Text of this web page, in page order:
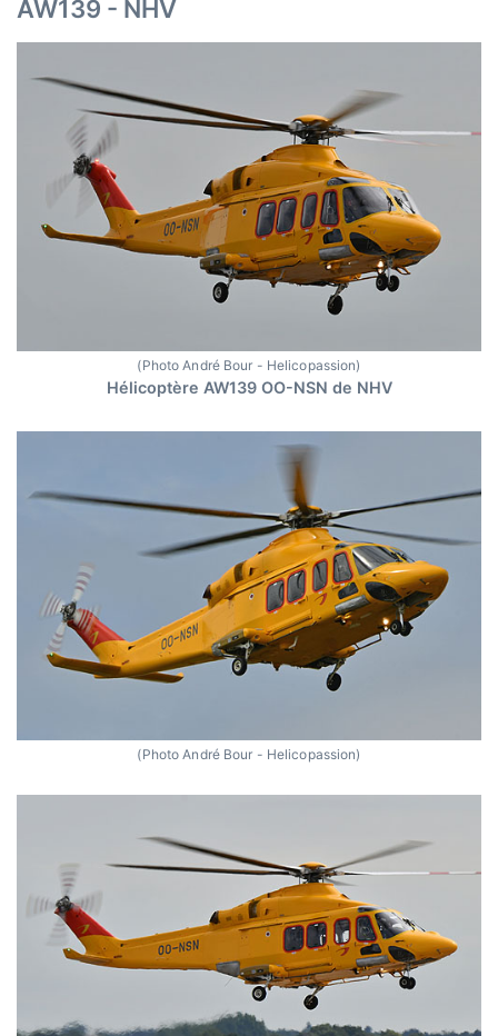
AW139 - NHV
(Photo André Bour - Helicopassion)
Hélicoptère AW139 OO-NSN de NHV
(Photo André Bour - Helicopassion)